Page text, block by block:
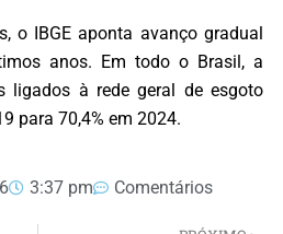
o IBGE aponta avanço gradual
anos. Em todo o Brasil, a
ligados à rede geral de esgoto
para 70,4% em 2024.
3:37 pm Comentários